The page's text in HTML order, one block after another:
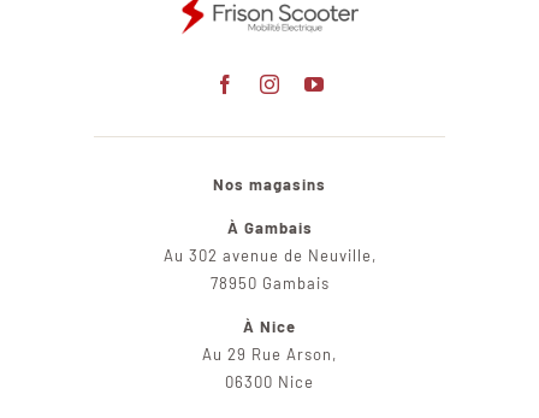
Nos magasins
À Gambais
Au 302 avenue de Neuville,
78950 Gambais
À Nice
Au 29 Rue Arson,
06300 Nice